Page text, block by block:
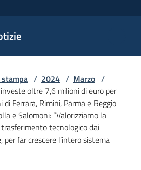
/ 2024 / Marzo /
oltre 7,6 milioni di euro per
Ferrara, Rimini, Parma e Reggio
e Salomoni: “Valorizziamo la
tecnologico dai
per far crescere l’intero sistema